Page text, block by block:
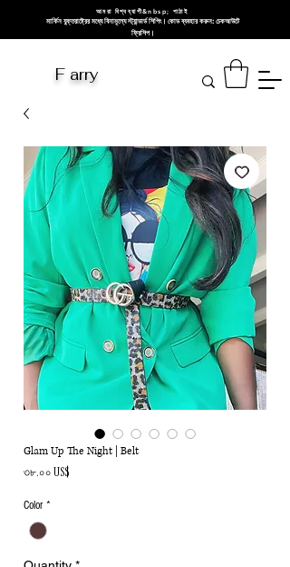
আমরা বিশ্বব্যাপী&nbsp; পাঠাই
মার্কিন যুক্তরাষ্ট্রের মধ্যে বিনামূল্যে স্ট্যান্ডার্ড শিপিং। কোড ব্যবহার করুন: চেকআউটে
ফ্রিশিপ।
F arry
Glam Up The Night | Belt
৩৮.০০ US$
Color *